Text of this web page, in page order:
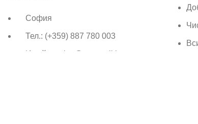
София
Тел.: (+359) 887 780 003
Имейл: sales@avtomall.bg